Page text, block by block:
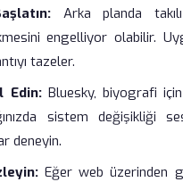
Arka planda
engelliyor olabilir.
tazeler.
Edin:Bluesky, biyografi
sistem değişikliği
deneyin.
Eğer web üzerinden